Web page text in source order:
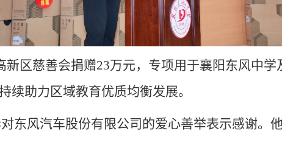
新区慈善会捐赠23万元，专项用于襄阳东风中
续助力区域教育优质均衡发展。
东风汽车股份有限公司的爱心善举表示感谢。